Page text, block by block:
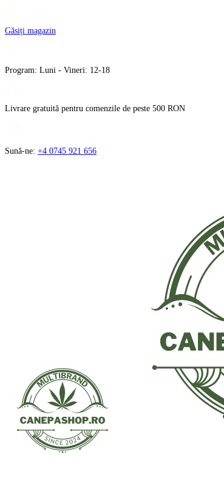
conținut
Găsiți magazin
Program: Luni - Vineri: 12-18
Livrare gratuită pentru comenzile de peste 500 RON
Sună-ne: +4 0745 921 656